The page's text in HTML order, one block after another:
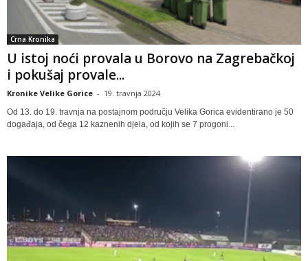
Crna Kronika
U istoj noći provala u Borovo na Zagrebačkoj
i pokušaj provale...
Kronike Velike Gorice - 19. travnja 2024
Od 13. do 19. travnja na postajnom području Velika Gorica evidentirano je 50
događaja, od čega 12 kaznenih djela, od kojih se 7 progoni...